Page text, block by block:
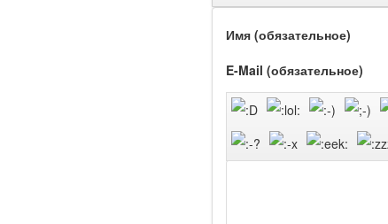
Имя (обязательное)
E-Mail (обязательное)